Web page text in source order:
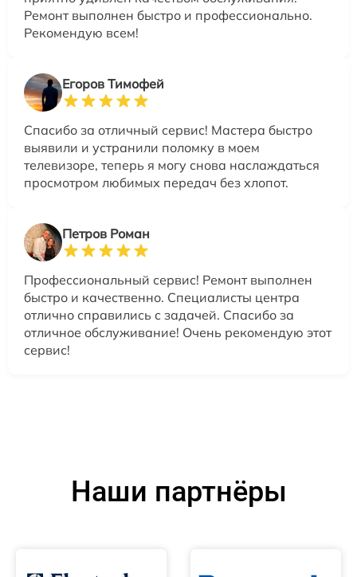
Ремонт выполнен быстро и профессионально.
Рекомендую всем!
Егоров Тимофей
Спасибо за отличный сервис! Мастера быстро
выявили и устранили поломку в моем
телевизоре, теперь я могу снова наслаждаться
просмотром любимых передач без хлопот.
Петров Роман
Профессиональный сервис! Ремонт выполнен
быстро и качественно. Специалисты центра
отлично справились с задачей. Спасибо за
отличное обслуживание! Очень рекомендую этот
сервис!
Наши партнёры